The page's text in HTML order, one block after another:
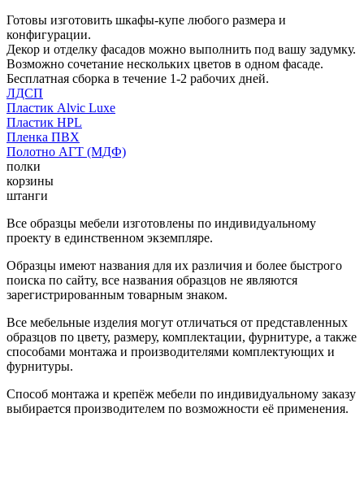
Готовы изготовить шкафы-купе любого размера и
конфигурации.
Декор и отделку фасадов можно выполнить под вашу задумку.
Возможно сочетание нескольких цветов в одном фасаде.
Бесплатная сборка в течение 1-2 рабочих дней.
ЛДСП
Пластик Alvic Luxe
Пластик HPL
Пленка ПВХ
Полотно АГТ (МДФ)
полки
корзины
штанги
Все образцы мебели изготовлены по индивидуальному
проекту в единственном экземпляре.
Образцы имеют названия для их различия и более быстрого
поиска по сайту, все названия образцов не являются
зарегистрированным товарным знаком.
Все мебельные изделия могут отличаться от представленных
образцов по цвету, размеру, комплектации, фурнитуре, а также
способами монтажа и производителями комплектующих и
фурнитуры.
Способ монтажа и крепёж мебели по индивидуальному заказу
выбирается производителем по возможности её применения.